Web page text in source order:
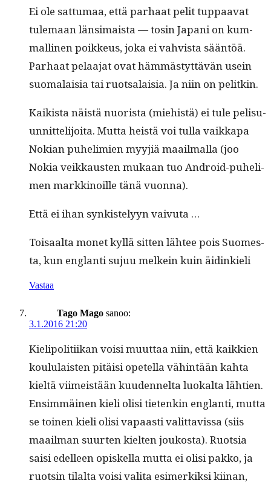
Ei ole sat­tumaa, että parhaat pelit tup­paa­vat
tule­maan län­si­maista — tosin Japani on kum­
malli­nen poikkeus, joka ei vahvista sään­töä.
Parhaat pelaa­jat ovat häm­mästyt­tävän usein
suo­ma­laisia tai ruot­salaisia. Ja niin on pelitkin.
Kaik­ista näistä nuorista (miehistä) ei tule pelisu­
un­nit­telijoi­ta. Mut­ta heistä voi tul­la vaikka­pa
Nokian puhe­lim­ien myyjiä maail­mal­la (joo
Nokia veikkausten mukaan tuo Android-puhe­li­
men markki­noille tänä vuonna).
Että ei ihan synkiste­lyyn vaivuta …
Toisaal­ta mon­et kyl­lä sit­ten läh­tee pois Suomes­
ta, kun englan­ti sujuu melkein kuin äidinkieli
Vastaa
Tago Mago sanoo:
3.1.2016 21:20
Kielipoli­ti­ikan voisi muut­taa niin, että kaikkien
koul­u­lais­ten pitäisi opetel­la vähin­tään kah­ta
kieltä viimeistään kuu­den­nelta luokalta läh­tien.
Ensim­mäi­nen kieli olisi tietenkin englan­ti, mut­ta
se toinen kieli olisi vapaasti valit­tavis­sa (siis
maail­man suurten kiel­ten joukos­ta). Ruot­sia
saisi edelleen opiskel­la mut­ta ei olisi pakko, ja
ruotsin tilal­ta voisi vali­ta esimerkik­si kiinan,